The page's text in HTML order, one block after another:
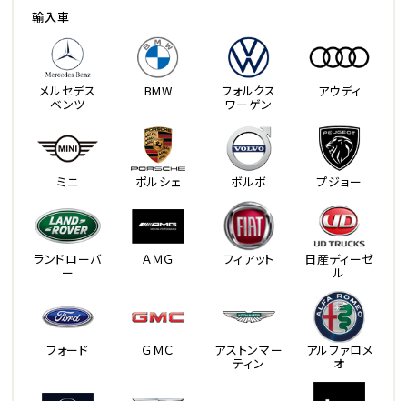
輸入車
メルセデス
ベンツ
BMW フォルクス
ワーゲン
アウディ
ミニ ポルシェ ボルボ プジョー
ランドローバ
ー
ＡＭＧ フィアット 日産ディーゼ
ル
フォード ＧＭＣ アストンマー
ティン
アルファロメ
オ